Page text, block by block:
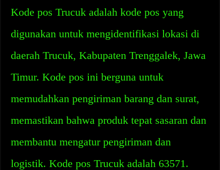
Kode pos Trucuk adalah kode pos yang
digunakan untuk mengidentifikasi lokasi di
daerah Trucuk, Kabupaten Trenggalek, Jawa
Timur. Kode pos ini berguna untuk
memudahkan pengiriman barang dan surat,
memastikan bahwa produk tepat sasaran dan
membantu mengatur pengiriman dan
logistik. Kode pos Trucuk adalah 63571.